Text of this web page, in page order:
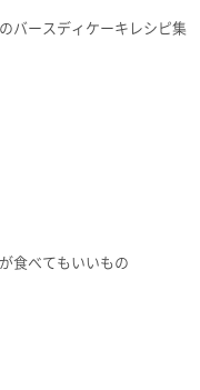
バースディケーキレシピ集
食べてもいいもの